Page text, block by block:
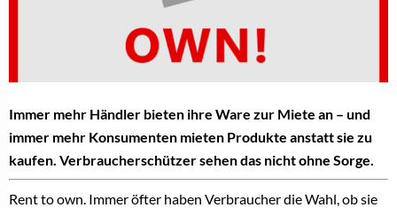
Immer mehr Händler bieten ihre Ware zur Miete an – und
immer mehr Konsumenten mieten Produkte anstatt sie zu
kaufen. Verbraucherschützer sehen das nicht ohne Sorge.
Rent to own. Immer öfter haben Verbraucher die Wahl, ob sie